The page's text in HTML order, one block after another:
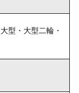
型・大型二輪・